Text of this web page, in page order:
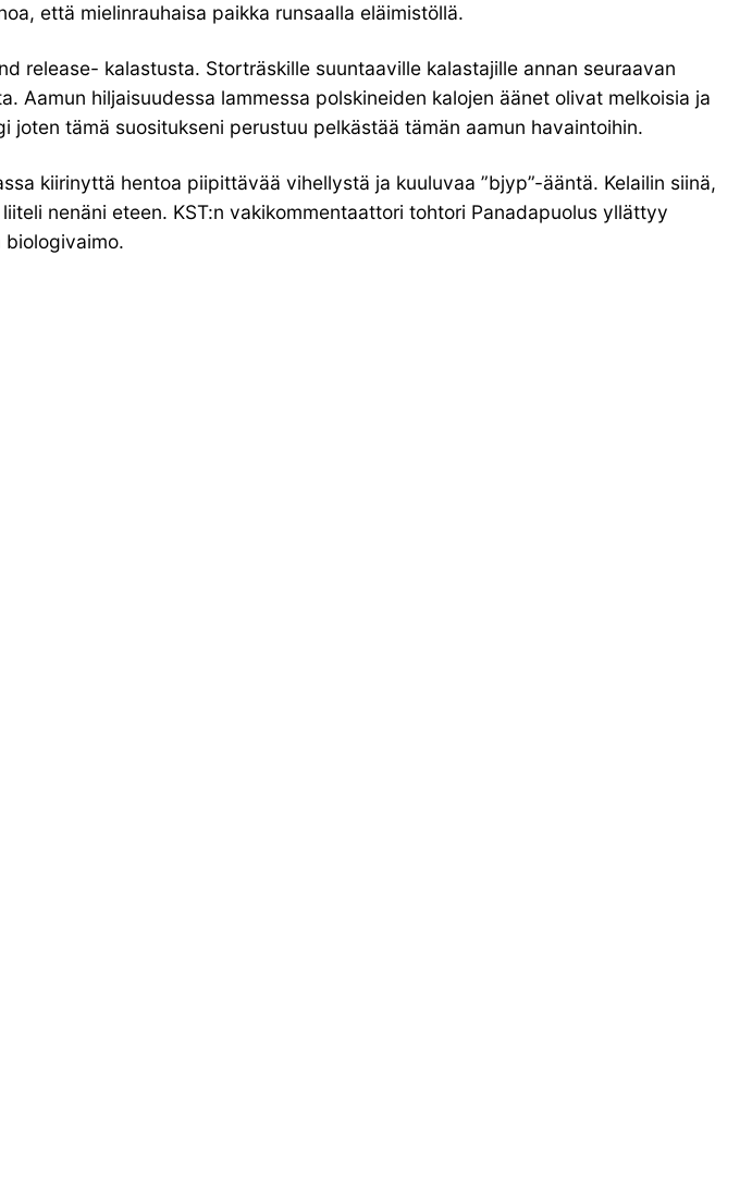
että mielinrauhaisa paikka runsaalla eläimistöllä.
release- kalastusta. Storträskille suuntaaville kalastajille annan seuraavan
hiljaisuudessa lammessa polskineiden kalojen äänet olivat melkoisia ja
tämä suositukseni perustuu pelkästää tämän aamun havaintoihin.
kiirinyttä hentoa piipittävää vihellystä ja kuuluvaa ”bjyp”-ääntä. Kelailin siinä,
nenäni eteen. KST:n vakikommentaattori tohtori Panadapuolus yllättyy